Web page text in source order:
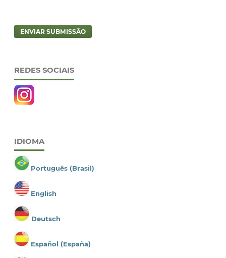
ENVIAR SUBMISSÃO
REDES SOCIAIS
IDIOMA
Português (Brasil)
English
Deutsch
Español (España)